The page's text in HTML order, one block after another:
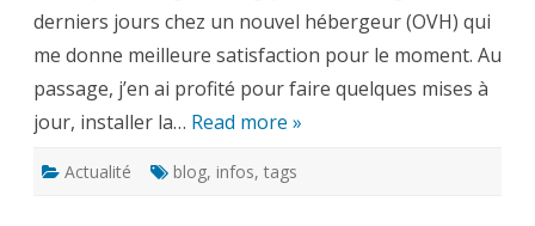
derniers jours chez un nouvel hébergeur (OVH) qui
me donne meilleure satisfaction pour le moment. Au
passage, j’en ai profité pour faire quelques mises à
jour, installer la… Read more »
Actualité blog, infos, tags